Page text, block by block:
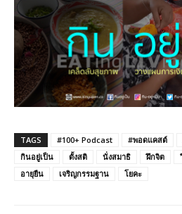
TAGS #100+ Podcast #พอดแคสต์
กินอยู่เป็น
ตั้งสติ นั่งสมาธิ ฝึกจิต
อายุยืน
เจริญกรรมฐาน โยคะ